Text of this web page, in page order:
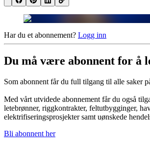
Har du et abonnement? Logg inn
Du må være abonnent for å
Som abonnent får du full tilgang til alle saker
Med vårt utvidede abonnement får du også
letebrønner, riggkontrakter, feltutbygginger,
elektrifiseringsprosjekter samt uønskede
Bli abonnent her